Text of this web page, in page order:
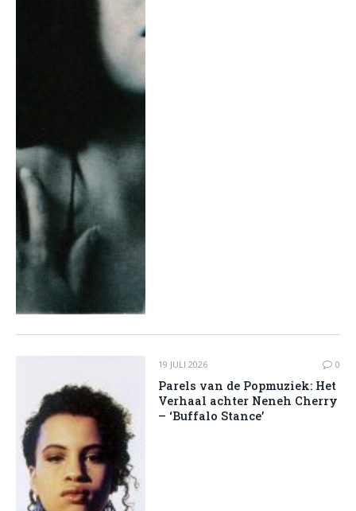
19 JULI 2026 0
Parels van de Popmuziek: Het
Verhaal achter Neneh Cherry
– ‘Buffalo Stance’